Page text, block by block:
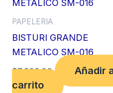
PAPELERIA
BISTURI GRANDE
METALICO SM-016
$7,392.00
Añadir
carrito